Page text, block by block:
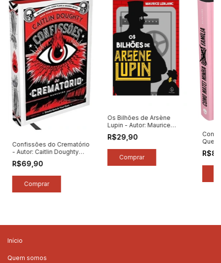
Confissões do Crematório
- Autor: Caitlin Doughty
(2020) [novo]
R$69,90
Os Bilhões de Arsène
Lupin - Autor: Maurice
Leblanc (2021) [novo]
R$29,90
Início
Quem somos